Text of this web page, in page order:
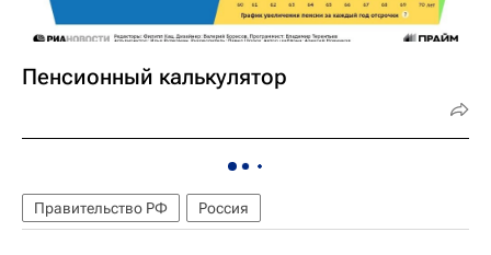
Пенсионный калькулятор
Правительство РФ Россия